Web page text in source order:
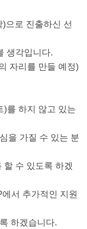
으로 진출하신 선
생각입니다.
자리를 만들 예정)
)를 하지 않고 있는
을 가질 수 있는 분
수 있도록 하겠
서 추가적인 지원
하겠습니다.